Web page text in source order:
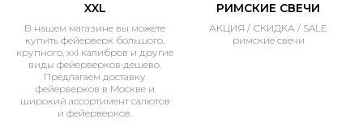
XXL
В нашем магазине вы можете
купить фейерверк большого,
крупного, xxl калибров и другие
виды фейерверков дешево.
Предлагаем доставку
фейерверков в Москве и
широкий ассортимент салютов
и фейерверков.
РИМСКИЕ СВЕЧИ
АКЦИЯ / СКИДКА / SALE
римские свечи